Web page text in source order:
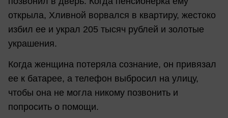
открыла, Хливной ворвался в квартиру, жестоко
избил ее и украл 205 тысяч рублей и золотые
украшения.
Когда женщина потеряла сознание, он привязал
ее к батарее, а телефон выбросил на улицу,
чтобы она не могла никому позвонить и
попросить о помощи.